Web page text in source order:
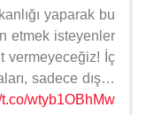
yaparak bu
etmek isteyenler
vermeyeceğiz! İç
sadece dış…
t.co/wtyb1OBhMw